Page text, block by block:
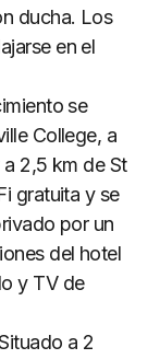
ducha. Los
en el
se
College, a
2,5 km de St
gratuita y se
por un
del hotel
y TV de
a 2